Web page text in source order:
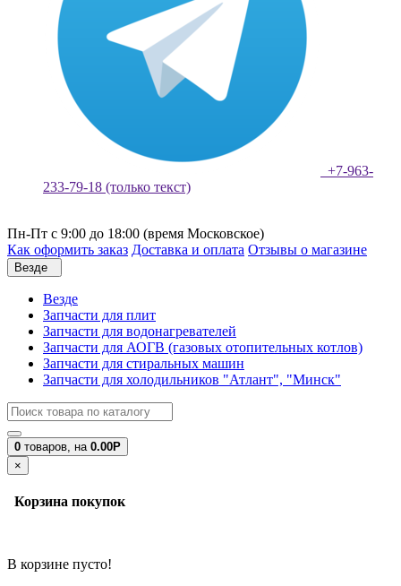
+7-963-
233-79-18 (только текст)
Пн-Пт с 9:00 до 18:00 (время Московское)
Как оформить заказ Доставка и оплата Отзывы о магазине
Везде
Везде
Запчасти для плит
Запчасти для водонагревателей
Запчасти для АОГВ (газовых отопительных котлов)
Запчасти для стиральных машин
Запчасти для холодильников "Атлант", "Минск"
0 товаров, на 0.00Р
×
Корзина покупок
В корзине пусто!